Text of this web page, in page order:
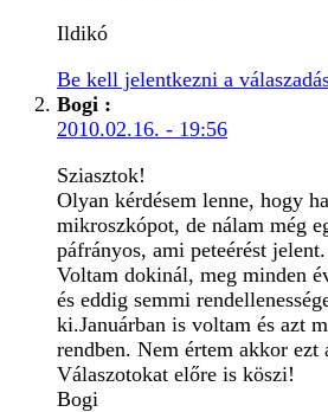
Ildikó
Be kell jelentkezni a
Bogi :
2010.02.16. - 19:56
Sziasztok!
Olyan kérdésem lenne, hogy
mikroszkópot, de nálam még
páfrányos, ami peteérést
Voltam dokinál, meg minden
és eddig semmi
ki.Januárban is voltam és azt
rendben. Nem értem akkor ezt
Válaszotokat előre is köszi!
Bogi